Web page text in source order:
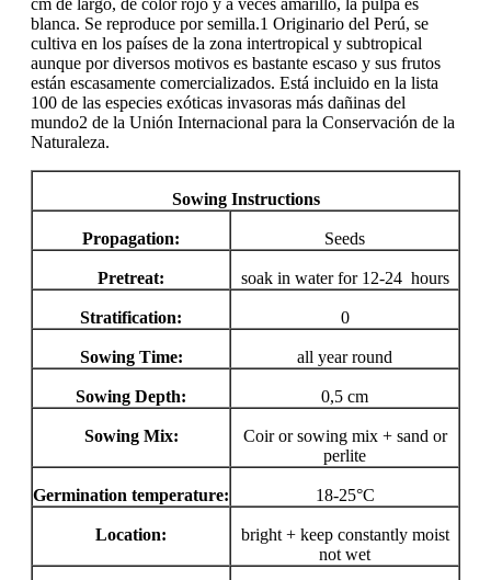
blanca. Se reproduce por semilla.1 Originario del Perú, se
cultiva en los países de la zona intertropical y subtropical
aunque por diversos motivos es bastante escaso y sus frutos
están escasamente comercializados. Está incluido en la lista
100 de las especies exóticas invasoras más dañinas del
mundo2 de la Unión Internacional para la Conservación de la
Naturaleza.
Sowing Instructions
Propagation: Seeds
Pretreat: soak in water for 12-24 hours
Stratification: 0
Sowing Time: all year round
Sowing Depth: 0,5 cm
Sowing Mix:
Coir or sowing mix + sand or
perlite
Germination temperature: 18-25°C
Location:
bright + keep constantly moist
not wet